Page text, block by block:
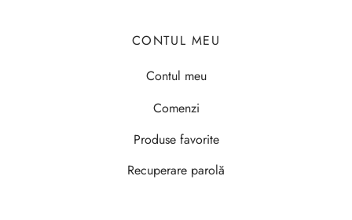
CONTUL MEU
Contul meu
Comenzi
Produse favorite
Recuperare parolă